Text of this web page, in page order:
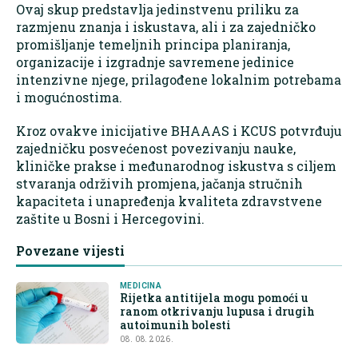
Ovaj skup predstavlja jedinstvenu priliku za
razmjenu znanja i iskustava, ali i za zajedničko
promišljanje temeljnih principa planiranja,
organizacije i izgradnje savremene jedinice
intenzivne njege, prilagođene lokalnim potrebama
i mogućnostima.
Kroz ovakve inicijative BHAAAS i KCUS potvrđuju
zajedničku posvećenost povezivanju nauke,
kliničke prakse i međunarodnog iskustva s ciljem
stvaranja održivih promjena, jačanja stručnih
kapaciteta i unapređenja kvaliteta zdravstvene
zaštite u Bosni i Hercegovini.
Povezane vijesti
MEDICINA
Rijetka antitijela mogu pomoći u
ranom otkrivanju lupusa i drugih
autoimunih bolesti
08. 08. 2026.